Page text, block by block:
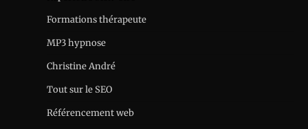
Formations thérapeute
MP3 hypnose
Christine André
Tout sur le SEO
Référencement web